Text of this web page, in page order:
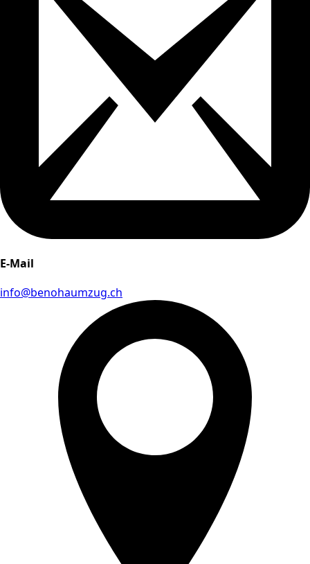
E-Mail
info@benohaumzug.ch